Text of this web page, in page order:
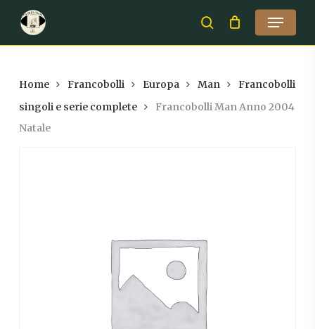
main
search
Menu
Home Francobolli Europa Man
Francobolli
singoli e serie complete
Francobolli Man Anno 2004
Natale
Close